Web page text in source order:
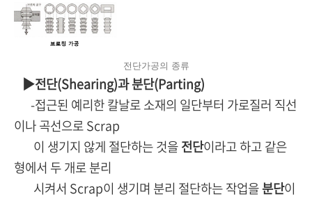
전단가공의 종류
▶전단(Shearing)과 분단(Parting)
-접근된 예리한 칼날로 소재의 일단부터 가로질러 직선
이나 곡선으로 Scrap
이 생기지 않게 절단하는 것을전단이라고 하고 같은
형에서 두 개로 분리
시켜서 Scrap이 생기며 분리 절단하는 작업을분단이